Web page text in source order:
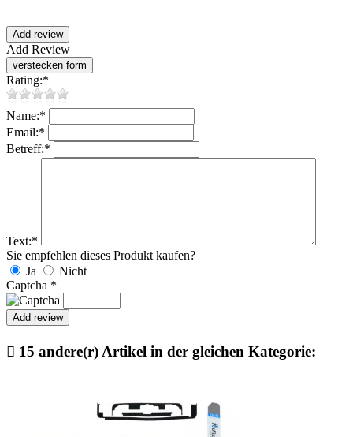
Add Review
Rating:*
Name:*
Email:*
Betreff:*
Text:*
Sie empfehlen dieses Produkt kaufen?
Ja
Nicht
Captcha *
 15 andere(r) Artikel in der gleichen Kategorie: